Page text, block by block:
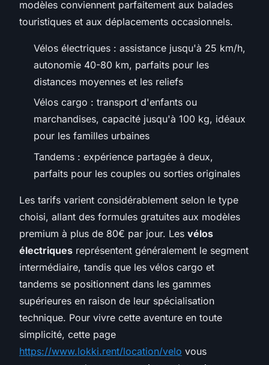
modèles conviennent parfaitement aux balades
touristiques et aux déplacements occasionnels.
Vélos électriques : assistance jusqu'à 25 km/h,
autonomie 40-80 km, parfaits pour les
distances moyennes et les reliefs
Vélos cargo : transport d'enfants ou
marchandises, capacité jusqu'à 100 kg, idéaux
pour les familles urbaines
Tandems : expérience partagée à deux,
parfaits pour les couples ou sorties originales
Les tarifs varient considérablement selon le type
choisi, allant des formules gratuites aux modèles
premium à plus de 80€ par jour. Les vélos
électriques représentent généralement le segment
intermédiaire, tandis que les vélos cargo et
tandems se positionnent dans les gammes
supérieures en raison de leur spécialisation
technique. Pour vivre cette aventure en toute
simplicité, cette page
https://www.lokki.rent/location/velo vous